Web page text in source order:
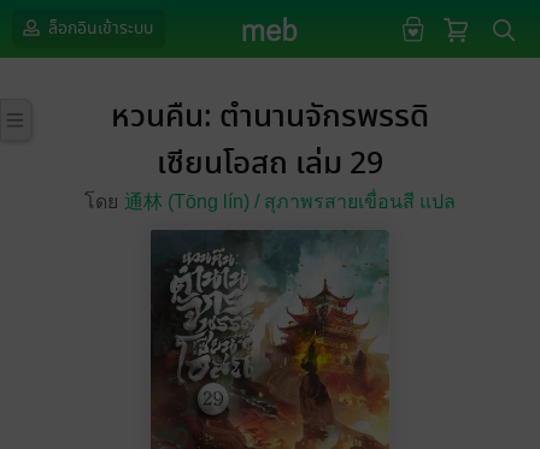
ล็อกอินเข้าระบบ
หวนคืน: ตำนานจักรพรรดิ
เซียนโอสถ เล่ม 29
โดย 通林 (Tōng lín) / สุภาพรสายเขื่อนสี แปล